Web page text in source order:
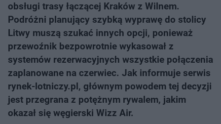
obsługi trasy łączącej Kraków z Wilnem.
Podróżni planujący szybką wyprawę do stolicy
Litwy muszą szukać innych opcji, ponieważ
przewoźnik bezpowrotnie wykasował z
systemów rezerwacyjnych wszystkie połączenia
zaplanowane na czerwiec. Jak informuje serwis
rynek-lotniczy.pl, głównym powodem tej decyzji
jest przegrana z potężnym rywalem, jakim
okazał się węgierski Wizz Air.